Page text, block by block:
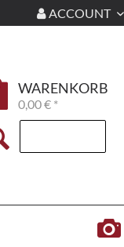
ACCOUNT
WARENKORB
0,00 € *